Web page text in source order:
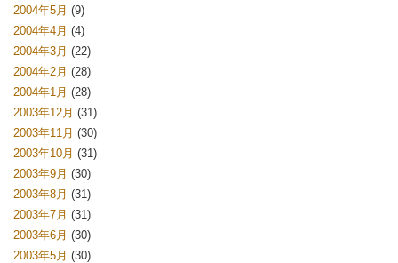
2004年5月 (9)
2004年4月 (4)
2004年3月 (22)
2004年2月 (28)
2004年1月 (28)
2003年12月 (31)
2003年11月 (30)
2003年10月 (31)
2003年9月 (30)
2003年8月 (31)
2003年7月 (31)
2003年6月 (30)
2003年5月 (30)